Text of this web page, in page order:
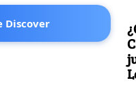
Discover